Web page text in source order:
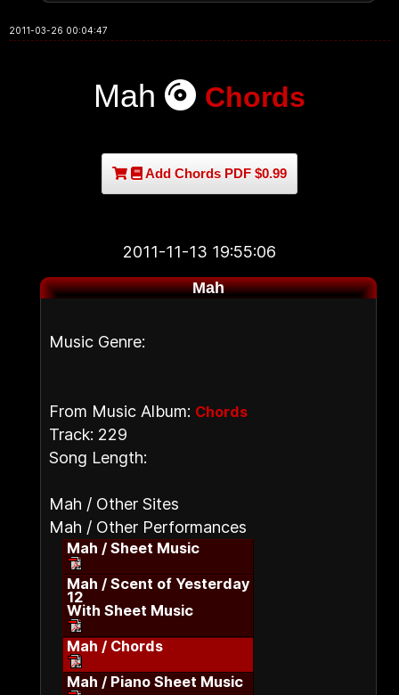
2011-03-26 00:04:47
Mah Chords
Add Chords PDF $0.99
2011-11-13 19:55:06
Mah
Music Genre:
From Music Album: Chords
Track: 229
Song Length:
Mah / Other Sites
Mah / Other Performances
Mah / Sheet Music
Mah / Scent of Yesterday
12
With Sheet Music
Mah / Chords
Mah / Piano Sheet Music